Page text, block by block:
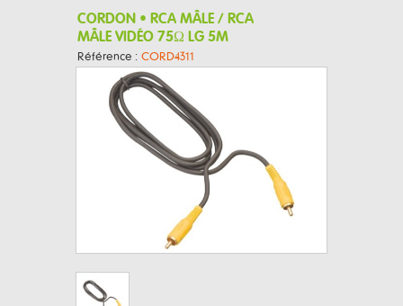
CORDON • RCA MÂLE / RCA
MÂLE VIDÉO 75Ω LG 5M
Référence : CORD4311